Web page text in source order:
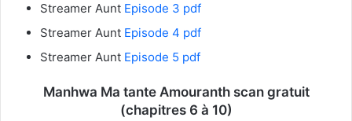
Streamer Aunt Episode 3 pdf
Streamer Aunt Episode 4 pdf
Streamer Aunt Episode 5 pdf
Manhwa Ma tante Amouranth scan gratuit
(chapitres 6 à 10)